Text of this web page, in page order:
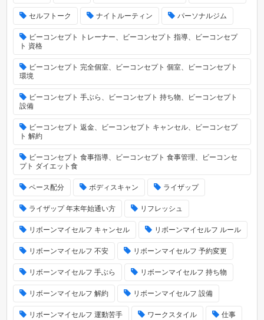
セルフトーク ナイトルーティン パーソナルジム
ビーコンセプト トレーナー、ビーコンセプト 指導、ビーコンセプ
ト 資格
ビーコンセプト 完全個室、ビーコンセプト 個室、ビーコンセプト
環境
ビーコンセプト 手ぶら、ビーコンセプト 持ち物、ビーコンセプト
設備
ビーコンセプト 返金、ビーコンセプト キャンセル、ビーコンセプ
ト 解約
ビーコンセプト 食事指導、ビーコンセプト 食事管理、ビーコンセ
プト ダイエット食
ペース配分 ボディスキャン ライザップ
ライザップ 年末年始通い方 リフレッシュ
リボーンマイセルフ キャンセル リボーンマイセルフ ルール
リボーンマイセルフ 不安 リボーンマイセルフ 予約変更
リボーンマイセルフ 手ぶら リボーンマイセルフ 持ち物
リボーンマイセルフ 解約 リボーンマイセルフ 設備
リボーンマイセルフ 運動苦手 ワークスタイル 仕事